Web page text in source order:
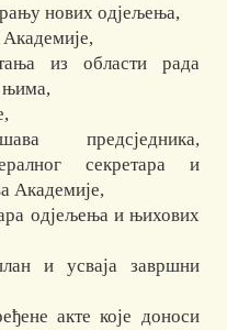
нових одјељења,
Академије,
из области рада
њима,
предсједника,
секретара и
Академије,
одјељења и њихових
и усваја завршни
акте које доноси